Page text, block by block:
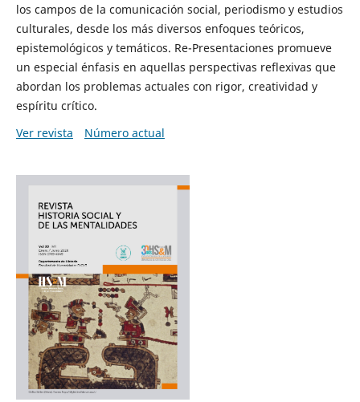
los campos de la comunicación social, periodismo y estudios
culturales, desde los más diversos enfoques teóricos,
epistemológicos y temáticos. Re-Presentaciones promueve
un especial énfasis en aquellas perspectivas reflexivas que
abordan los problemas actuales con rigor, creatividad y
espíritu crítico.
Ver revista
Número actual